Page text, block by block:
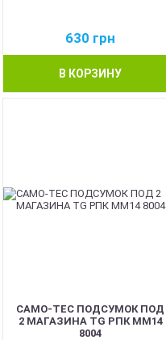
630 грн
В КОРЗИНУ
CAMO-TEC ПОДСУМОК ПОД
2 МАГАЗИНА TG РПК ММ14
8004